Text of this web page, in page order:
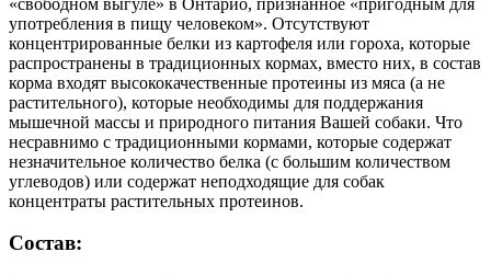
употребления в пищу человеком». Отсутствуют
концентрированные белки из картофеля или гороха, которые
распространены в традиционных кормах, вместо них, в состав
корма входят высококачественные протеины из мяса (а не
растительного), которые необходимы для поддержания
мышечной массы и природного питания Вашей собаки. Что
несравнимо с традиционными кормами, которые содержат
незначительное количество белка (с большим количеством
углеводов) или содержат неподходящие для собак
концентраты растительных протеинов.
Состав: